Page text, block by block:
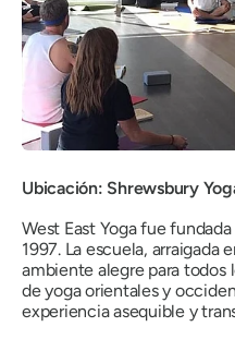
Ubicación: Shrewsbury
West East Yoga fue
1997. La escuela, arraigada
ambiente alegre para todos
de yoga orientales y
experiencia asequible y